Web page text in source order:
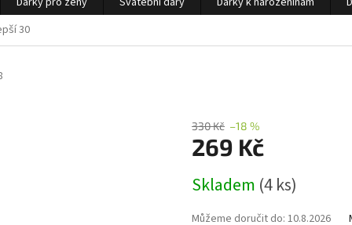
30
330 Kč –18 %
269 Kč
cena:
Skladem (4 ks)
Můžeme doručit do: 10.8.2026